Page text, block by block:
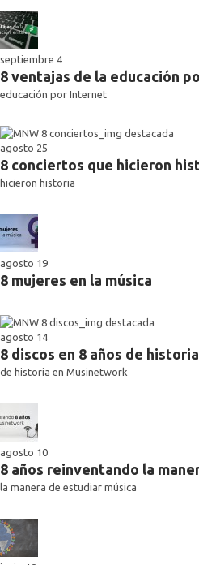
septiembre 4
8 ventajas de la educación
educación por Internet
agosto 25
8 conciertos que hicieron
hicieron historia
agosto 19
8 mujeres en la música
agosto 14
8 discos en 8 años de
de historia en Musinetwork
agosto 10
8 años reinventando la
la manera de estudiar música